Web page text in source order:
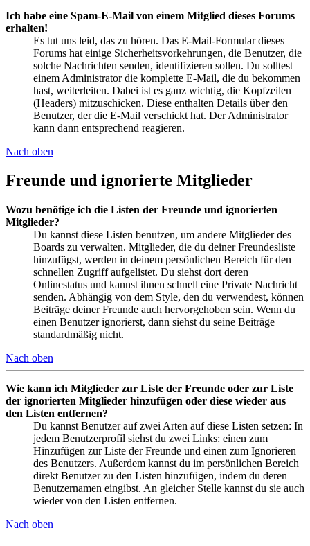
Ich habe eine Spam-E-Mail von einem Mitglied dieses Forums
erhalten!
Es tut uns leid, das zu hören. Das E-Mail-Formular dieses
Forums hat einige Sicherheitsvorkehrungen, die Benutzer, die
solche Nachrichten senden, identifizieren sollen. Du solltest
einem Administrator die komplette E-Mail, die du bekommen
hast, weiterleiten. Dabei ist es ganz wichtig, die Kopfzeilen
(Headers) mitzuschicken. Diese enthalten Details über den
Benutzer, der die E-Mail verschickt hat. Der Administrator
kann dann entsprechend reagieren.
Nach oben
Freunde und ignorierte Mitglieder
Wozu benötige ich die Listen der Freunde und ignorierten
Mitglieder?
Du kannst diese Listen benutzen, um andere Mitglieder des
Boards zu verwalten. Mitglieder, die du deiner Freundesliste
hinzufügst, werden in deinem persönlichen Bereich für den
schnellen Zugriff aufgelistet. Du siehst dort deren
Onlinestatus und kannst ihnen schnell eine Private Nachricht
senden. Abhängig von dem Style, den du verwendest, können
Beiträge deiner Freunde auch hervorgehoben sein. Wenn du
einen Benutzer ignorierst, dann siehst du seine Beiträge
standardmäßig nicht.
Nach oben
Wie kann ich Mitglieder zur Liste der Freunde oder zur Liste
der ignorierten Mitglieder hinzufügen oder diese wieder aus
den Listen entfernen?
Du kannst Benutzer auf zwei Arten auf diese Listen setzen: In
jedem Benutzerprofil siehst du zwei Links: einen zum
Hinzufügen zur Liste der Freunde und einen zum Ignorieren
des Benutzers. Außerdem kannst du im persönlichen Bereich
direkt Benutzer zu den Listen hinzufügen, indem du deren
Benutzernamen eingibst. An gleicher Stelle kannst du sie auch
wieder von den Listen entfernen.
Nach oben